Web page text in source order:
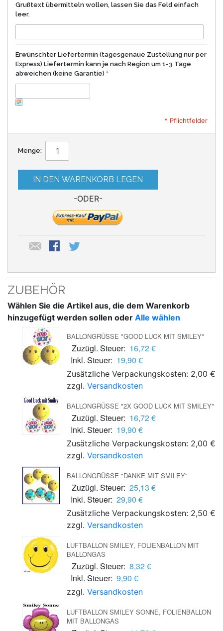
Grußtext übermitteln wollen, lassen Sie das Feld einfach
leer.
Erwünschter Liefertermin (tagesgenaue Zustellung nur per
Express) Liefertermin kann je nach Region um 1-3 Tage
abweichen (keine Garantie)
* Pflichtfelder
Menge:
IN DEN WARENKORB LEGEN
-ODER-
ZUBEHÖR
Wählen Sie die Artikel aus, die dem Warenkorb
hinzugefügt werden sollen oder Alle wählen
BALLONGRÜSSE "GOOD LUCK MIT SMILEY"
Zuzügl. Steuer: 16,72 €
Inkl. Steuer: 19,90 €
Zusätzliche Verpackungskosten: 2,00 €
zzgl. Versandkosten
BALLONGRÜSSE "2X GOOD LUCK MIT SMILEY"
Zuzügl. Steuer: 16,72 €
Inkl. Steuer: 19,90 €
Zusätzliche Verpackungskosten: 2,00 €
zzgl. Versandkosten
BALLONGRÜSSE "DANKE MIT SMILEY"
Zuzügl. Steuer: 25,13 €
Inkl. Steuer: 29,90 €
Zusätzliche Verpackungskosten: 2,50 €
zzgl. Versandkosten
LUFTBALLON SMILEY, FOLIENBALLON MIT
BALLONGAS
Zuzügl. Steuer: 8,32 €
Inkl. Steuer: 9,90 €
zzgl. Versandkosten
LUFTBALLON SMILEY SONNE, FOLIENBALLON
MIT BALLONGAS